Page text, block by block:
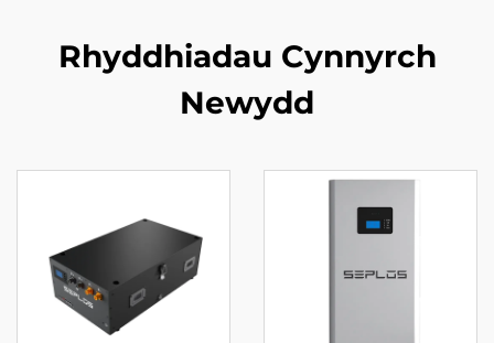
Rhyddhiadau Cynnyrch
Newydd